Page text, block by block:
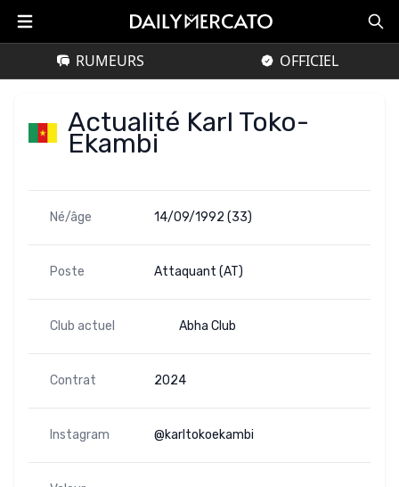
RUMEURS OFFICIEL
Actualité Karl Toko-
Ekambi
Né/âge 14/09/1992 (33)
Poste Attaquant (AT)
Club actuel Abha Club
Contrat 2024
Instagram @karltokoekambi